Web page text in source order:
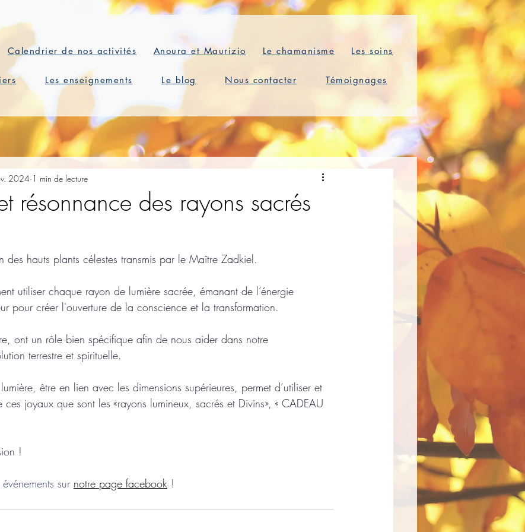
Calendrier de nos activités Anoura et Maurizio Le chamanisme Les soins
Les enseignements Le blog Nous contacter Témoignages
résonnance des rayons sacrés
2024 1 min de lecture
des hauts plants célestes transmis par le Maître Zadkiel.
utiliser chaque rayon de lumière sacrée, émanant de l’énergie
pour créer l'ouverture de la conscience et la transformation.
ont un rôle bien spécifique afin de nous aider dans notre
terrestre et spirituelle.
être en lien avec les dimensions supérieures, permet d’utiliser et
joyaux que sont les «rayons lumineux, sacrés et Divins», « CADEAU
!
sur notre page facebook !